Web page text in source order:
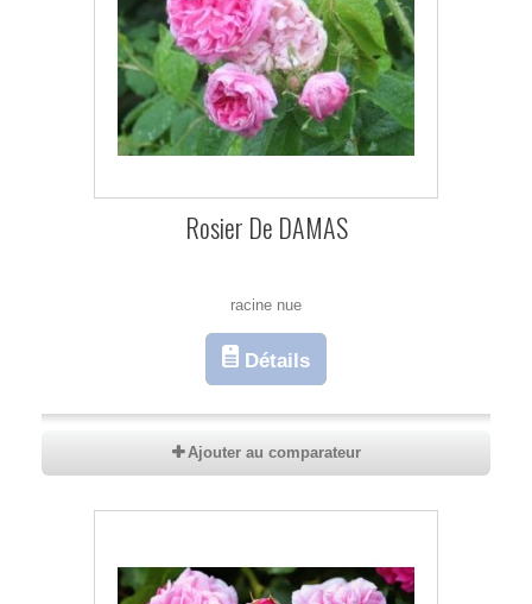
Rosier De DAMAS
racine nue
Détails
Ajouter au comparateur